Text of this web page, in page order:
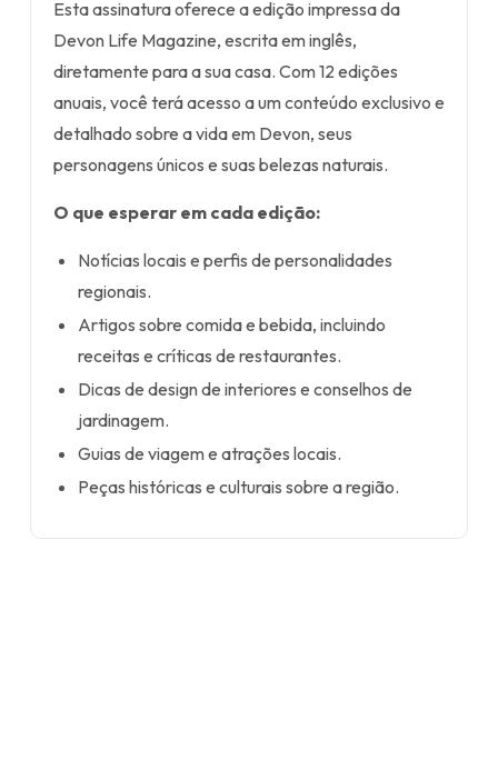
Esta assinatura oferece a edição impressa da
Devon Life Magazine, escrita em inglês,
diretamente para a sua casa. Com 12 edições
anuais, você terá acesso a um conteúdo exclusivo e
detalhado sobre a vida em Devon, seus
personagens únicos e suas belezas naturais.
O que esperar em cada edição:
Notícias locais e perfis de personalidades
regionais.
Artigos sobre comida e bebida, incluindo
receitas e críticas de restaurantes.
Dicas de design de interiores e conselhos de
jardinagem.
Guias de viagem e atrações locais.
Peças históricas e culturais sobre a região.